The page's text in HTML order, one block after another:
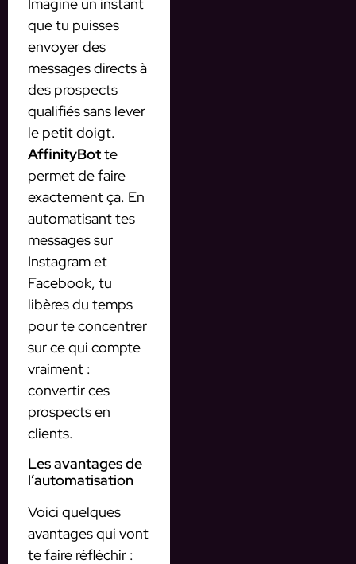
que tu puisses
envoyer des
messages directs à
des prospects
qualifiés sans lever
le petit doigt.
AffinityBotte
permet de faire
exactement ça. En
automatisant tes
messages sur
Instagram et
Facebook, tu
libères du temps
pour te concentrer
sur ce qui compte
vraiment :
convertir ces
prospects en
clients.
Les avantages de
l’automatisation
Voici quelques
avantages qui vont
te faire réfléchir :